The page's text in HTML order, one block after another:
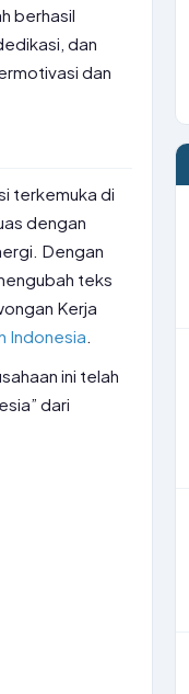
berhasil
dan
dan
terkemuka di
dengan
Dengan
teks
Kerja
Indonesia
ini telah
dari